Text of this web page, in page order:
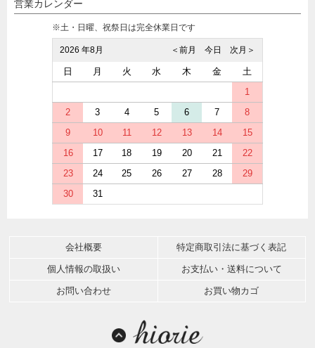
営業カレンダー
※土・日曜、祝祭日は完全休業日です
2026 年8月 次月＞
今日
＜前月
日 月 火 水 木 金
土
1
2
3 4 5 6 7
8
9
10 11 12 13 14
15
16
17 18 19 20 21
22
23
24 25 26 27 28
29
30
31
会社概要 特定商取引法に基づく表記
個人情報の取扱い お支払い・送料について
お問い合わせ お買い物カゴ